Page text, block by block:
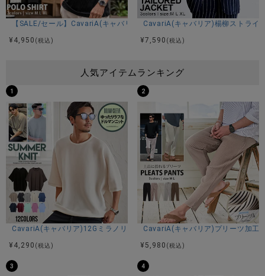
【SALE/セール】CavariA(キャバリア)パイルシェブロンイタリアンカラ
¥ 4,950 (税込)
CavariA(キャバリア)楊柳ストライ
¥7,590 (税込)
人気アイテムランキング
1
CavariA(キャバリア)12Gミラノリブクルーネックドルマンハーフスリー
¥ 4,290 (税込)
2
CavariA(キャバリア)プリーツ加工
¥ 5,980 (税込)
3 4